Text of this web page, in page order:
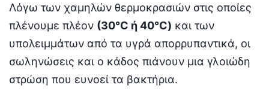
Λόγω των χαμηλών θερμοκρασιών στις οποίες
πλένουμε πλέον (30°C ή 40°C) και των
υπολειμμάτων από τα υγρά απορρυπαντικά, οι
σωληνώσεις και ο κάδος πιάνουν μια γλοιώδη
στρώση που ευνοεί τα βακτήρια.